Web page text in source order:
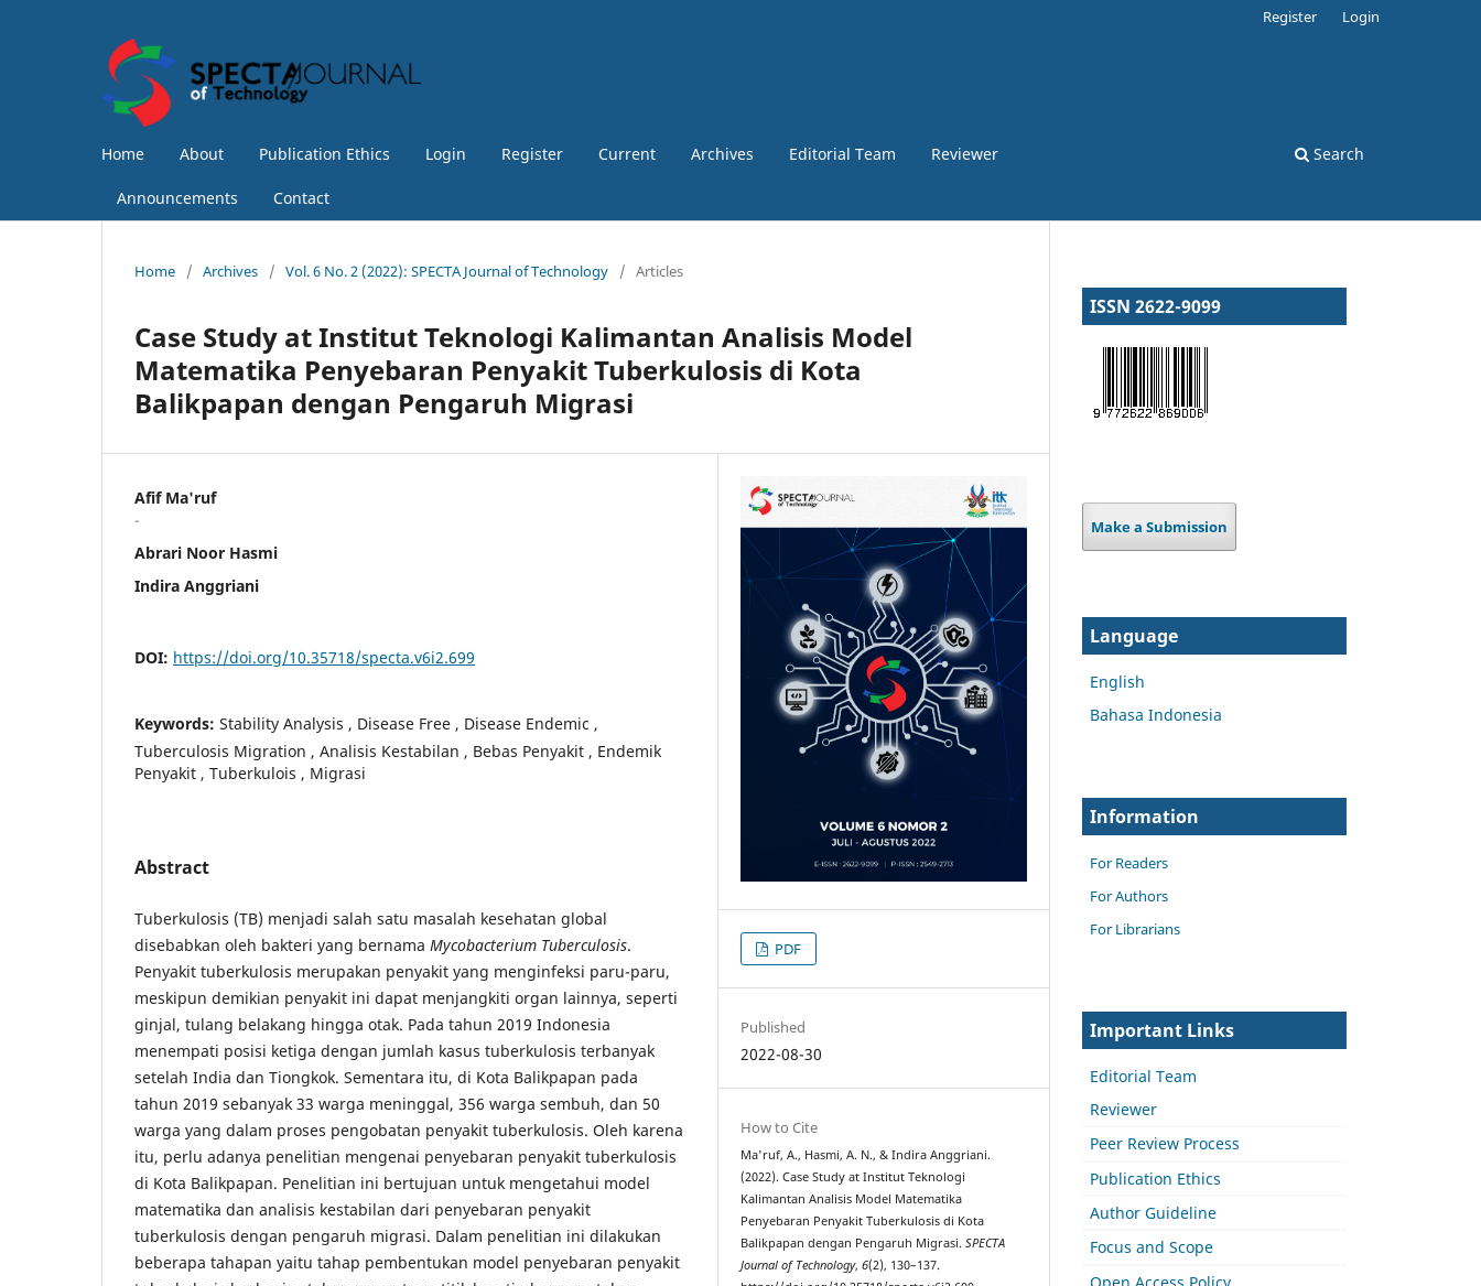
Home About Publication Ethics Login Register Current Archives Editorial Team Reviewer
Announcements Contact
Search
Register Login
Home / Archives / Vol. 6 No. 2 (2022): SPECTA Journal of Technology / Articles
Case Study at Institut Teknologi Kalimantan Analisis Model
Matematika Penyebaran Penyakit Tuberkulosis di Kota
Balikpapan dengan Pengaruh Migrasi
Afif Ma'ruf
-
Abrari Noor Hasmi
Indira Anggriani
DOI: https://doi.org/10.35718/specta.v6i2.699
Keywords: Stability Analysis , Disease Free , Disease Endemic ,
Tuberculosis Migration , Analisis Kestabilan , Bebas Penyakit , Endemik
Penyakit , Tuberkulois , Migrasi
Abstract
Tuberkulosis (TB) menjadi salah satu masalah kesehatan global
disebabkan oleh bakteri yang bernama Mycobacterium Tuberculosis.
Penyakit tuberkulosis merupakan penyakit yang menginfeksi paru-paru,
meskipun demikian penyakit ini dapat menjangkiti organ lainnya, seperti
ginjal, tulang belakang hingga otak. Pada tahun 2019 Indonesia
menempati posisi ketiga dengan jumlah kasus tuberkulosis terbanyak
setelah India dan Tiongkok. Sementara itu, di Kota Balikpapan pada
tahun 2019 sebanyak 33 warga meninggal, 356 warga sembuh, dan 50
warga yang dalam proses pengobatan penyakit tuberkulosis. Oleh karena
itu, perlu adanya penelitian mengenai penyebaran penyakit tuberkulosis
di Kota Balikpapan. Penelitian ini bertujuan untuk mengetahui model
matematika dan analisis kestabilan dari penyebaran penyakit
tuberkulosis dengan pengaruh migrasi. Dalam penelitian ini dilakukan
beberapa tahapan yaitu tahap pembentukan model penyebaran penyakit
PDF
Published
2022-08-30
How to Cite
Ma'ruf, A., Hasmi, A. N., & Indira Anggriani.
(2022). Case Study at Institut Teknologi
Kalimantan Analisis Model Matematika
Penyebaran Penyakit Tuberkulosis di Kota
Balikpapan dengan Pengaruh Migrasi.SPECTA
Journal of Technology,6(2), 130–137.
ISSN 2622-9099
Make a Submission
Language
English
Bahasa Indonesia
Information
For Readers
For Authors
For Librarians
Important Links
Editorial Team
Reviewer
Peer Review Process
Publication Ethics
Author Guideline
Focus and Scope